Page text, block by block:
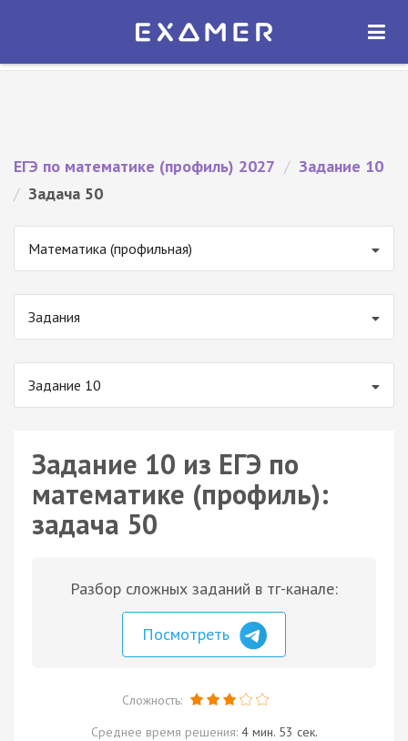
Экзамер — ЕГЭ 2027
ОТКРЫТЬ
ЕГЭ по математике (профиль) 2027 / Задание 10
/ Задача 50
Математика (профильная)
Задания
Задание 10
Задание 10 из ЕГЭ по
математике (профиль):
задача 50
Разбор сложных заданий в тг-канале:
Посмотреть
Сложность:
Среднее время решения: 4 мин. 53 сек.